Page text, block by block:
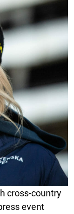
cross-country
event